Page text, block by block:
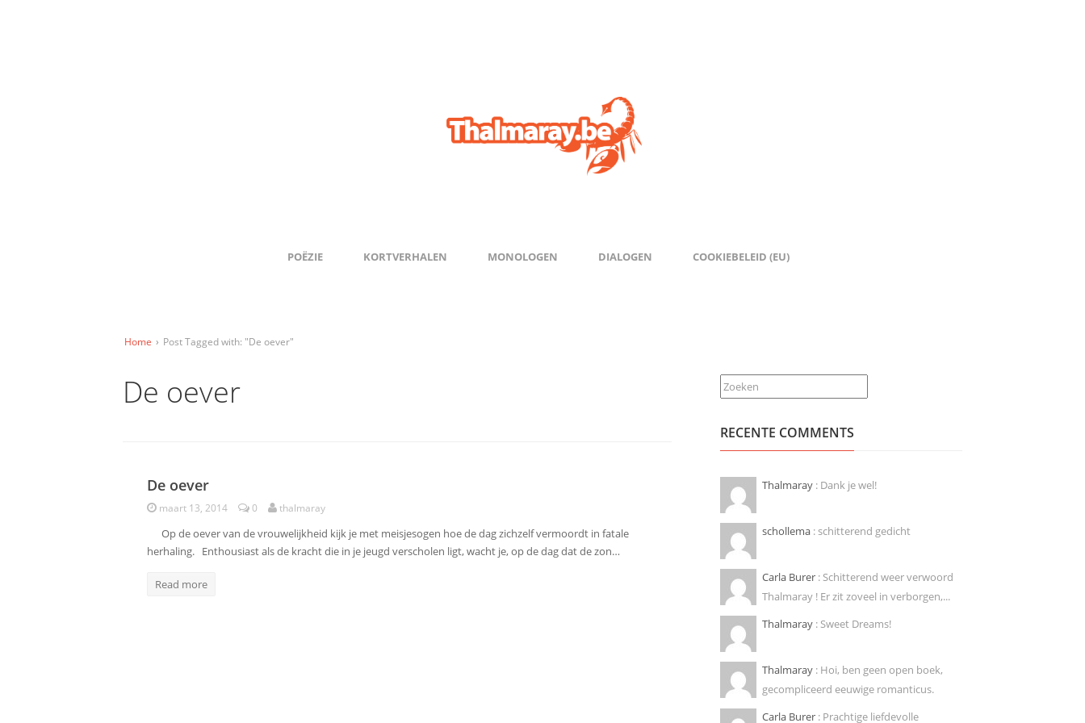
POËZIE KORTVERHALEN MONOLOGEN DIALOGEN COOKIEBELEID (EU)
Home › Post Tagged with: "De oever"
De oever
Poëzie
De oever
maart 13, 2014 0 thalmaray
Op de oever van de vrouwelijkheid kijk je met meisjesogen hoe de dag zichzelf vermoordt in fatale
herhaling. Enthousiast als de kracht die in je jeugd verscholen ligt, wacht je, op de dag dat de zon…
Read more
Zoeken
RECENTE COMMENTS
Thalmaray : Dank je wel!
schollema : schitterend gedicht
Carla Burer : Schitterend weer verwoord
Thalmaray ! Er zit zoveel in verborgen,...
Thalmaray : Sweet Dreams!
Thalmaray : Hoi, ben geen open boek,
gecompliceerd eeuwige romanticus.
Carla Burer : Prachtige liefdevolle